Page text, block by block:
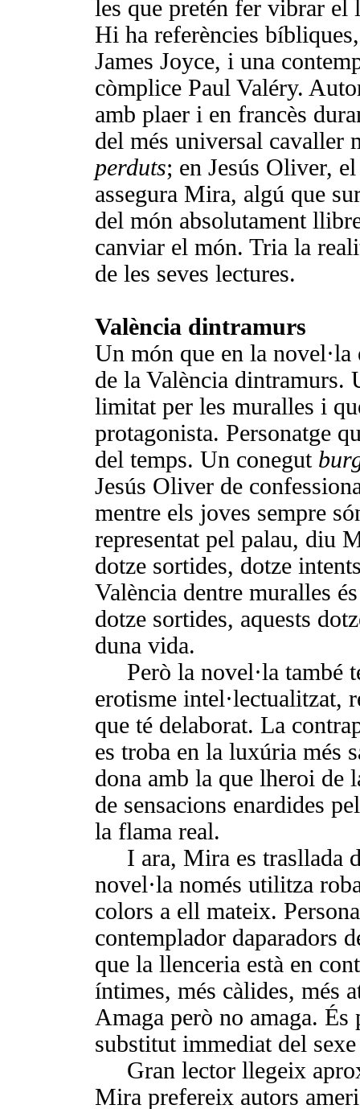
les que pretén fer vibrar el
Hi ha referències
James Joyce, i una
còmplice Paul Valéry.
amb plaer i en francès
del més universal cavaller
perduts; en Jesús Oliver,
asse­gura Mira, algú que
del món absolutament
canviar el món. Tria la
de les seves lectures.
València dintramurs
Un món que en la novel·la
de la València
limitat per les muralles i
protagonista. Personatge
del temps. Un conegut
Jesús Oliver de
mentre els joves sempre
representat pel palau, diu
dotze sortides, dotze
València dentre muralles
dotze sortides, aquests
duna vida.
Però la novel·la també
ero­tisme intel·lectualitzat,
que té delaborat. La
es troba en la luxúria més
dona amb la que lheroi
de sensacions enardides
la flama real.
I ara, Mira es trasllada
no­vel·la només utilitza
colors a ell mateix.
contemplador daparadors
que la llence­ria està en
íntimes, més càlides, més
Amaga però no ama­ga.
substitut immediat del sexe
Gran lector llegeix
Mira prefereix autors